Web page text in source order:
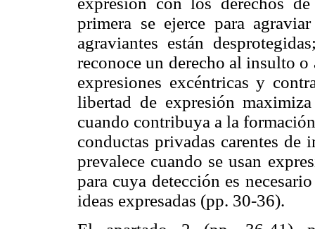
primera se ejerce para
agraviantes están
reconoce un derecho al insulto
expresiones excéntricas y
libertad de expresión
cuando contribuya a la
conductas privadas carentes
prevalece cuando se usan
para cuya detección es
ideas expresadas (pp. 30-36).